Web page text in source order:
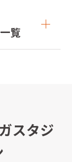
覧
スタジ